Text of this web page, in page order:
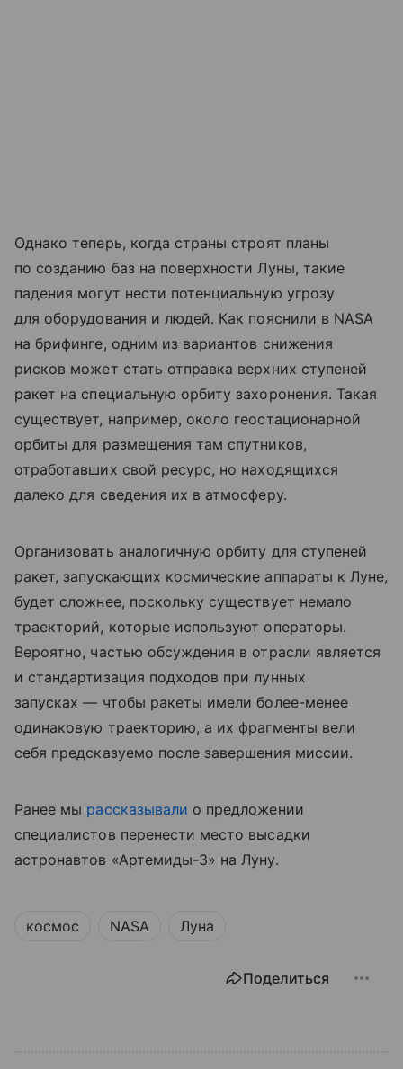
Однако теперь, когда страны строят планы
по созданию баз на поверхности Луны, такие
падения могут нести потенциальную угрозу
для оборудования и людей. Как пояснили в NASA
на брифинге, одним из вариантов снижения
рисков может стать отправка верхних ступеней
ракет на специальную орбиту захоронения. Такая
существует, например, около геостационарной
орбиты для размещения там спутников,
отработавших свой ресурс, но находящихся
далеко для сведения их в атмосферу.
Организовать аналогичную орбиту для ступеней
ракет, запускающих космические аппараты к Луне,
будет сложнее, поскольку существует немало
траекторий, которые используют операторы.
Вероятно, частью обсуждения в отрасли является
и стандартизация подходов при лунных
запусках — чтобы ракеты имели более-менее
одинаковую траекторию, а их фрагменты вели
себя предсказуемо после завершения миссии.
Ранее мы рассказывали о предложении
специалистов перенести место высадки
астронавтов «Артемиды-3» на Луну.
космос NASA Луна
Поделиться